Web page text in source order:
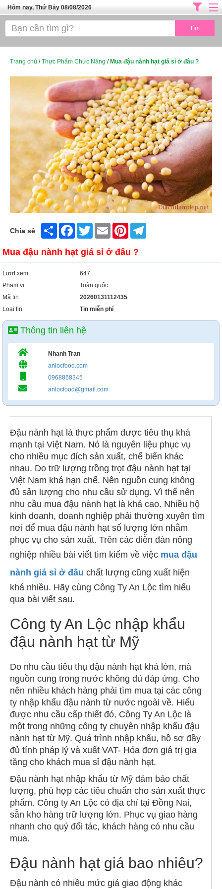
Hôm nay, Thứ Bảy 08/08/2026
Trang chủ
SPA TPHCM
Salon Tóc - Tiệm Nail
Thể Dục Thẩm Mỹ
TOP SÀI GÒN
Mỹ Phẩm
Dịch Vụ Y Tế
Trang chủ /Thực Phẩm Chức Năng / Mua đậu nành hạt giá sỉ ở đâu ?
Chia sẻ Share FacebookTwitter Email Pinterest
Mua đậu nành hạt giá sỉ ở đâu ?
Lượt xem
647
Phạm vi
Toàn quốc
Mã tin
20260131112435
Loại tin
Tin miễn phí
Thông tin liên hệ
Nhanh Tran
anlocfood.com
0968868345
anlocfood@gmail.com
Đậu nành hạt là thực phẩm được tiêu thụ khá
mạnh tại Việt Nam. Nó là nguyên liệu phục vụ
cho nhiều mục đích sản xuất, chế biến khác
nhau. Do trữ lượng trồng trọt đậu nành hạt tại
Việt Nam khá hạn chế. Nên nguồn cung không
đủ sản lượng cho nhu cầu sử dụng. Vì thế nên
nhu cầu mua đậu nành hạt là khá cao. Nhiều hộ
kinh doanh, doanh nghiệp phải thường xuyên tìm
nơi để mua đậu nành hạt số lượng lớn nhằm
phục vụ cho sản xuất. Trên các diễn đàn nông
nghiệp nhiều bài viết tìm kiếm về việc mua đậu
nành giá sỉ ở đâu chất lượng cũng xuất hiện
khá nhiều. Hãy cùng Công Ty An Lộc tìm hiểu
qua bài viết sau.
Công ty An Lộc nhập khẩu
đậu nành hạt từ Mỹ
Do nhu cầu tiêu thụ đậu nành hạt khá lớn, mà
nguồn cung trong nước không đủ đáp ứng. Cho
nên nhiều khách hàng phải tìm mua tại các công
ty nhập khẩu đậu nành từ nước ngoài về. Hiểu
được nhu cầu cấp thiết đó, Công Ty An Lộc là
một trong những công ty chuyên nhập khẩu đậu
nành hạt từ Mỹ. Quá trình nhập khẩu, hồ sơ đầy
đủ tính pháp lý và xuất VAT- Hóa đơn giá trị gia
tăng cho khách mua sỉ đậu nành hạt.
Đậu nành hạt nhập khẩu từ Mỹ đảm bảo chất
lượng, phù hợp các tiêu chuẩn cho sản xuất thực
phẩm. Công ty An Lộc có địa chỉ tại Đồng Nai,
sẵn kho hàng trữ lượng lớn. Phục vụ giao hàng
nhanh cho quý đối tác, khách hàng có nhu cầu
mua.
Đậu nành hạt giá bao nhiêu?
Đậu nành có nhiều mức giá giao động khác